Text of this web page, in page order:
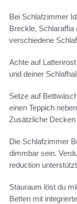
Bei Schlafzimmer
Breckle, Schlaraffia
verschiedene
Achte auf
und deiner
Setze auf
einen Teppich
Zusätzliche
Die Schlafzimmer
dimmbar sein.
reduction
Stauraum löst du
Betten mit